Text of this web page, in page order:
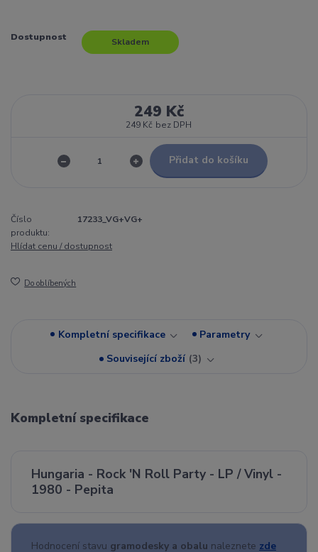
Dostupnost Skladem
249 Kč
249 Kč bez DPH
Přidat do košíku
Číslo
produktu:
17233_VG+VG+
Hlídat cenu / dostupnost
Do oblíbených
Kompletní specifikace
Parametry
Související zboží 3
Kompletní specifikace
Hungaria - Rock 'N Roll Party - LP / Vinyl -
1980 - Pepita
Hodnocení stavu gramodesky a obalu naleznete zde